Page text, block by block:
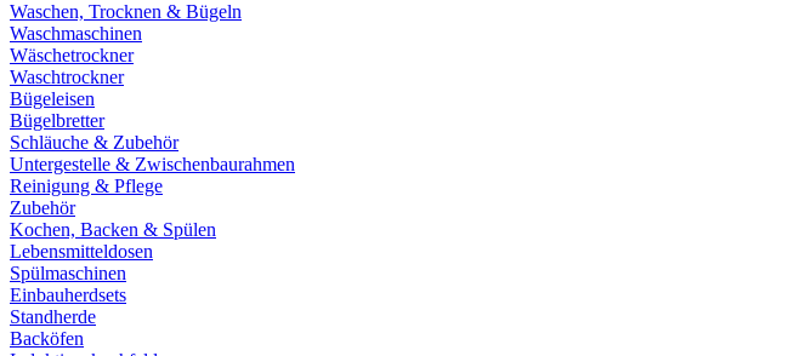
Waschen, Trocknen & Bügeln
Waschmaschinen
Wäschetrockner
Waschtrockner
Bügeleisen
Bügelbretter
Schläuche & Zubehör
Untergestelle & Zwischenbaurahmen
Reinigung & Pflege
Zubehör
Kochen, Backen & Spülen
Lebensmitteldosen
Spülmaschinen
Einbauherdsets
Standherde
Backöfen